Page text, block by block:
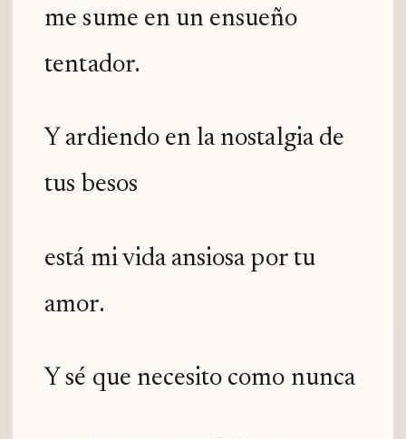
me sume en un ensueño
tentador.
Y ardiendo en la nostalgia de
tus besos
está mi vida ansiosa por tu
amor.
Y sé que necesito como nunca